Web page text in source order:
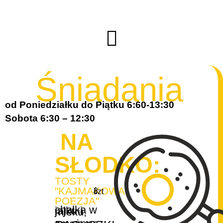
Śniadania
od Poniedziałku do Piątku 6:60-13:30
Sobota 6:30 – 12:30
NA
SŁODKO:
TOSTY
"KAJMAKOWA
POEZJA"
/ 3 szt
chałka w jajku i mleku,